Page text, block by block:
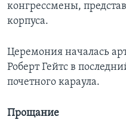
конгрессмены,
корпуса.
Церемония началась
Роберт Гейтс в
почетного караула.
Прощание